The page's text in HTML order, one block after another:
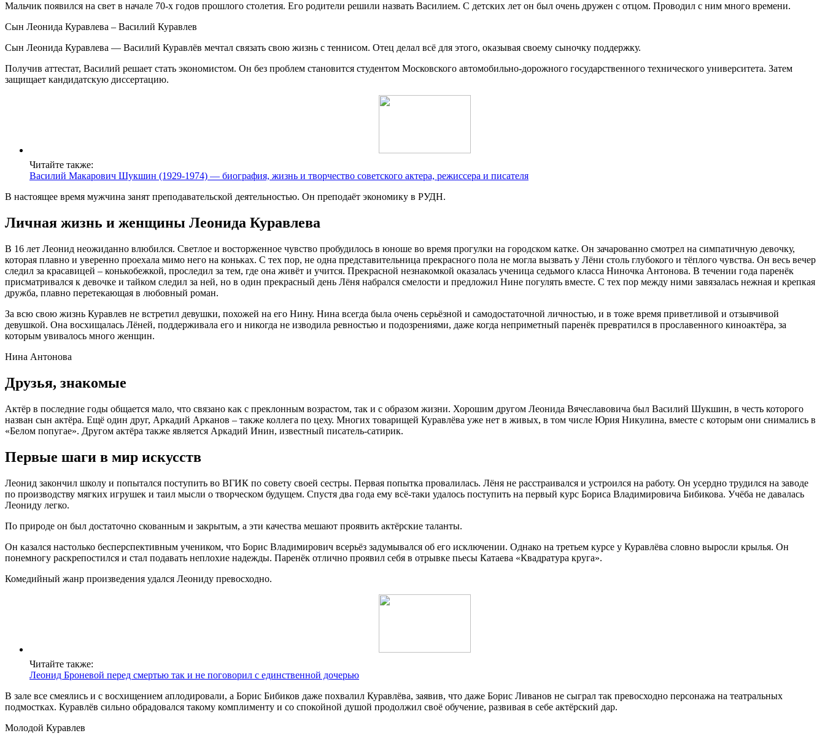
Мальчик появился на свет в начале 70-х годов прошлого столетия. Его родители решили назвать Василием. С детских лет он был очень дружен с отцом. Проводил с ним много времени.
Сын Леонида Куравлева – Василий Куравлев
Сын Леонида Куравлева — Василий Куравлёв мечтал связать свою жизнь с теннисом. Отец делал всё для этого, оказывая своему сыночку поддержку.
Получив аттестат, Василий решает стать экономистом. Он без проблем становится студентом Московского автомобильно-дорожного государственного технического университета. Затем
защищает кандидатскую диссертацию.
Читайте также:
Василий Макарович Шукшин (1929-1974) — биография, жизнь и творчество советского актера, режиссера и писателя
В настоящее время мужчина занят преподавательской деятельностью. Он преподаёт экономику в РУДН.
Личная жизнь и женщины Леонида Куравлева
В 16 лет Леонид неожиданно влюбился. Светлое и восторженное чувство пробудилось в юноше во время прогулки на городском катке. Он зачарованно смотрел на симпатичную девочку,
которая плавно и уверенно проехала мимо него на коньках. С тех пор, не одна представительница прекрасного пола не могла вызвать у Лёни столь глубокого и тёплого чувства. Он весь вечер
следил за красавицей – конькобежкой, проследил за тем, где она живёт и учится. Прекрасной незнакомкой оказалась ученица седьмого класса Ниночка Антонова. В течении года паренёк
присматривался к девочке и тайком следил за ней, но в один прекрасный день Лёня набрался смелости и предложил Нине погулять вместе. С тех пор между ними завязалась нежная и крепкая
дружба, плавно перетекающая в любовный роман.
За всю свою жизнь Куравлев не встретил девушки, похожей на его Нину. Нина всегда была очень серьёзной и самодостаточной личностью, и в тоже время приветливой и отзывчивой
девушкой. Она восхищалась Лёней, поддерживала его и никогда не изводила ревностью и подозрениями, даже когда неприметный паренёк превратился в прославенного киноактёра, за
которым увивалось много женщин.
Нина Антонова
Друзья, знакомые
Актёр в последние годы общается мало, что связано как с преклонным возрастом, так и с образом жизни. Хорошим другом Леонида Вячеславовича был Василий Шукшин, в честь которого
назван сын актёра. Ещё один друг, Аркадий Арканов – также коллега по цеху. Многих товарищей Куравлёва уже нет в живых, в том числе Юрия Никулина, вместе с которым они снимались в
«Белом попугае». Другом актёра также является Аркадий Инин, известный писатель-сатирик.
Первые шаги в мир искусств
Леонид закончил школу и попытался поступить во ВГИК по совету своей сестры. Первая попытка провалилась. Лёня не расстраивался и устроился на работу. Он усердно трудился на заводе
по производству мягких игрушек и таил мысли о творческом будущем. Спустя два года ему всё-таки удалось поступить на первый курс Бориса Владимировича Бибикова. Учёба не давалась
Леониду легко.
По природе он был достаточно скованным и закрытым, а эти качества мешают проявить актёрские таланты.
Он казался настолько бесперспективным учеником, что Борис Владимирович всерьёз задумывался об его исключении. Однако на третьем курсе у Куравлёва словно выросли крылья. Он
понемногу раскрепостился и стал подавать неплохие надежды. Паренёк отлично проявил себя в отрывке пьесы Катаева «Квадратура круга».
Комедийный жанр произведения удался Леониду превосходно.
Читайте также:
Леонид Броневой перед смертью так и не поговорил с единственной дочерью
В зале все смеялись и с восхищением аплодировали, а Борис Бибиков даже похвалил Куравлёва, заявив, что даже Борис Ливанов не сыграл так превосходно персонажа на театральных
подмостках. Куравлёв сильно обрадовался такому комплименту и со спокойной душой продолжил своё обучение, развивая в себе актёрский дар.
Молодой Куравлев